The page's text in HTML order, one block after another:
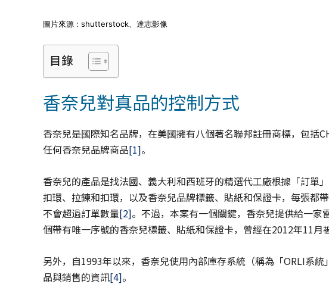
利
圖片來源 : shutterstock、達志影像
目錄
香奈兒對真品的控制方式
香奈兒是國際知名品牌，在美國擁有八個著名聯邦註冊商標，包括
任何香奈兒品牌商品[1]。
香奈兒的產品是找法國、義大利和西班牙的精選代工廠根據「訂單
扣環、拉鍊和扣環，以及香奈兒品牌標籤、貼紙和保證卡，每張都
不會超過訂單數量[2]。不過，本案有一個關鍵，香奈兒提供給一
個帶有唯一序號的香奈兒標籤、貼紙和保證卡，曾經在2012年11月
另外，自1993年以來，香奈兒使用內部庫存系統（稱為「ORLI系
品與銷售的資訊[4]。